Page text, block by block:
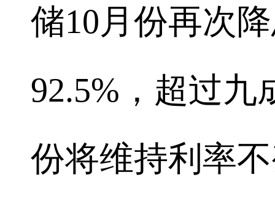
储10月份再次
92.5%，超过九
份将维持利率